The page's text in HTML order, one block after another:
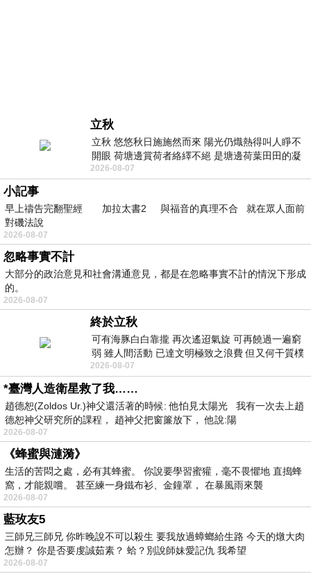
立秋
立秋 悠悠秋日施施然而來 陽光仍熾熱得叫人睜不
開眼 荷塘邊賞荷者絡繹不絕 是塘邊荷葉田田的凝
望 風中飄逸的是映日荷花別樣紅
2026-08-07
小記事
早上禱告完翻聖經 加拉太書2 與福音的真理不合 就在眾人面前
對磯法說
2026-08-07
忽略事實不計
大部分的政治意見和社會溝通意見，都是在忽略事實不計的情況下形成
的。
2026-08-07
終於立秋
可有海豚白白靠攏 再次遙迢氣旋 可再饒過一遍窮
弱 雖人間活動 已達文明極致之浪費 但又何干質樸
者 只能白白陪葬
2026-08-07
*臺灣人造衛星救了我……
趙德恕(Zoldos Ur.)神父還活著的時候: 他怕見太陽光 我有一次去上趙
德恕神父研究所的課程， 趙神父把窗簾放下， 他說:陽
2026-08-07
《蜂蜜與漣漪》
生活的苦悶之處，必有其蜂蜜。 你說要學習蜜獾，毫不畏懼地 直搗蜂
窩，才能親嚐。 甚至練一身鐵布衫、金鐘罩， 在暴風雨來襲
2026-08-07
藍玫友5
三師兄三師兄 你昨晚說不可以殺生 要我放過蟑螂給生路 今天的燉大肉
怎辦？ 你是否要虔誠茹素？ 蛤？別說師妹愛記仇 我希望
2026-08-07